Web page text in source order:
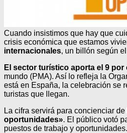
Cuando insistimos que hay que
crisis económica que estamos
internacionales, un billón según
El sector turístico aporta el 9
mundo (PMA). Así lo refleja la
está en España, la celebración se
turistas que llegan.
La cifra servirá para concienciar
oportunidades». El público votó
puestos de trabajo y